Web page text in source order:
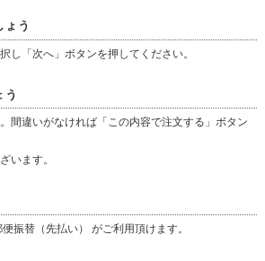
ょう
し「次へ」ボタンを押してください。
う
間違いがなければ「この内容で注文する」ボタン
います。
振替（先払い） がご利用頂けます。